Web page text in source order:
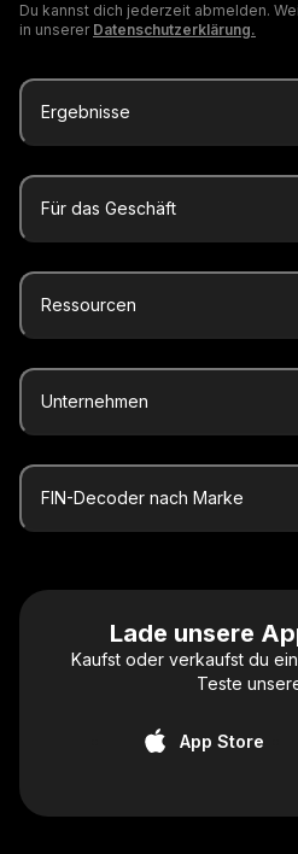
Du kannst dich jederzeit abmelden.
in unserer Datenschutzerklärung.
Ergebnisse
Für das Geschäft
Ressourcen
Unternehmen
FIN-Decoder nach Marke
Lade unsere
Kaufst oder verkaufst du
Teste
App Store